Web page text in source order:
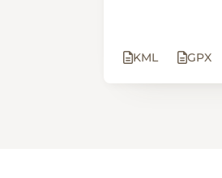
KML GPX